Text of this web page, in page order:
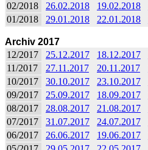
02/2018
26.02.2018 19.02.2018
01/2018
29.01.2018 22.01.2018
Archiv 2017
12/2017
25.12.2017 18.12.2017
11/2017
27.11.2017 20.11.2017
10/2017
30.10.2017 23.10.2017
09/2017
25.09.2017 18.09.2017
08/2017
28.08.2017 21.08.2017
07/2017
31.07.2017 24.07.2017
06/2017
26.06.2017 19.06.2017